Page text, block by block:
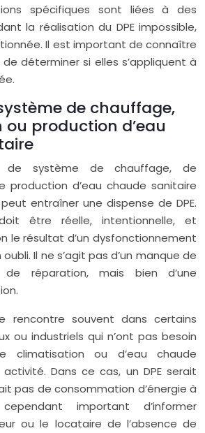
spécifiques sont liées à des
la réalisation du DPE impossible,
Il est important de connaître
déterminer si elles s’appliquent à
de chauffage,
production d’eau
de système de chauffage, de
production d’eau chaude sanitaire
entraîner une dispense de DPE.
être réelle, intentionnelle, et
le résultat d’un dysfonctionnement
Il ne s’agit pas d’un manque de
réparation, mais bien d’une
rencontre souvent dans certains
ou industriels qui n’ont pas besoin
climatisation ou d’eau chaude
Dans ce cas, un DPE serait
pas de consommation d’énergie à
important d’informer
ou le locataire de l’absence de